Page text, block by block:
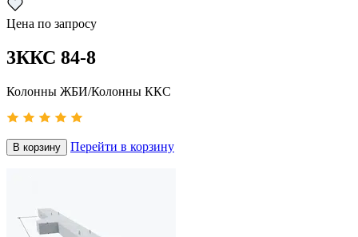
Цена по запросу
3ККС 84-8
Колонны ЖБИ/Колонны ККС
В корзину Перейти в корзину